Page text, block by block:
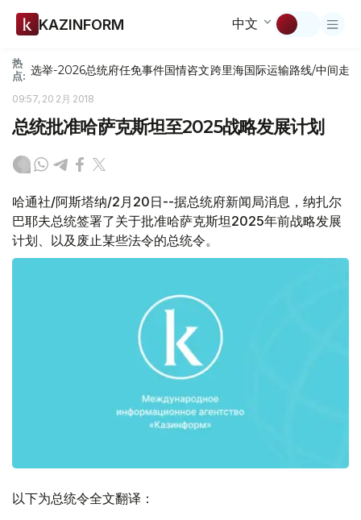
KAZINFORM 中文
热
点: 选举-2026总统府任免事件国情咨文跨里海国际运输路线/中间走廊
09:57, 20 2月 2018
总统批准哈萨克斯坦至2025战略发展计划
哈通社/阿斯塔纳/2月20日--据总统府新闻局消息，纳扎尔
巴耶夫总统签署了关于批准哈萨克斯坦2025年前战略发展
计划、以及废止某些法令的总统令。
以下为总统令全文翻译：